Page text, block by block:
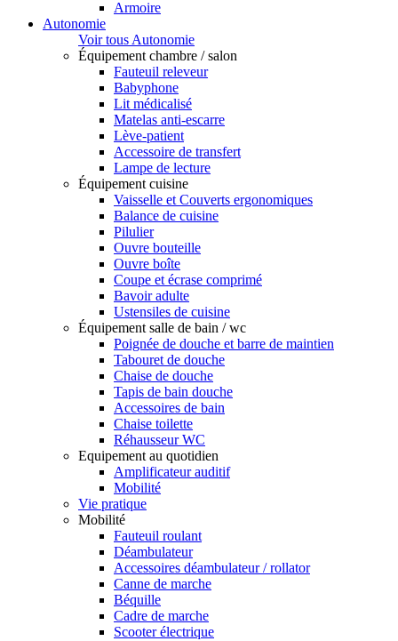
Armoire
Autonomie
Voir tous Autonomie
Équipement chambre / salon
Fauteuil releveur
Babyphone
Lit médicalisé
Matelas anti-escarre
Lève-patient
Accessoire de transfert
Lampe de lecture
Équipement cuisine
Vaisselle et Couverts ergonomiques
Balance de cuisine
Pilulier
Ouvre bouteille
Ouvre boîte
Coupe et écrase comprimé
Bavoir adulte
Ustensiles de cuisine
Équipement salle de bain / wc
Poignée de douche et barre de maintien
Tabouret de douche
Chaise de douche
Tapis de bain douche
Accessoires de bain
Chaise toilette
Réhausseur WC
Equipement au quotidien
Amplificateur auditif
Mobilité
Vie pratique
Mobilité
Fauteuil roulant
Déambulateur
Accessoires déambulateur / rollator
Canne de marche
Béquille
Cadre de marche
Scooter électrique